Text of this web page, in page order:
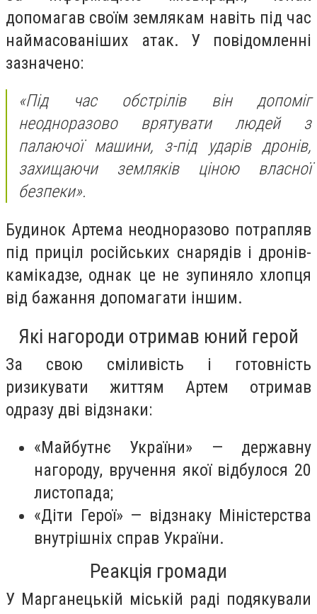
допомагав своїм землякам навіть під час
наймасованіших атак. У повідомленні
зазначено:
«Під час обстрілів він допоміг
неодноразово врятувати людей з
палаючої машини, з-під ударів дронів,
захищаючи земляків ціною власної
безпеки».
Будинок Артема неодноразово потрапляв
під приціл російських снарядів і дронів-
камікадзе, однак це не зупиняло хлопця
від бажання допомагати іншим.
Які нагороди отримав юний герой
За свою сміливість і готовність
ризикувати життям Артем отримав
одразу дві відзнаки:
«Майбутнє України» — державну
нагороду, вручення якої відбулося 20
листопада;
«Діти Герої» — відзнаку Міністерства
внутрішніх справ України.
Реакція громади
У Марганецькій міській раді подякували